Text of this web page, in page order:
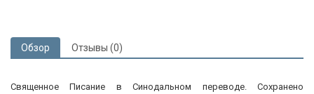
Обзор Отзывы (0)
Священное Писание в Синодальном переводе. Сохранено